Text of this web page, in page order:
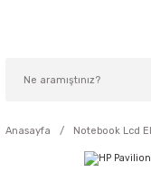
Anasayfa Notebook Lcd